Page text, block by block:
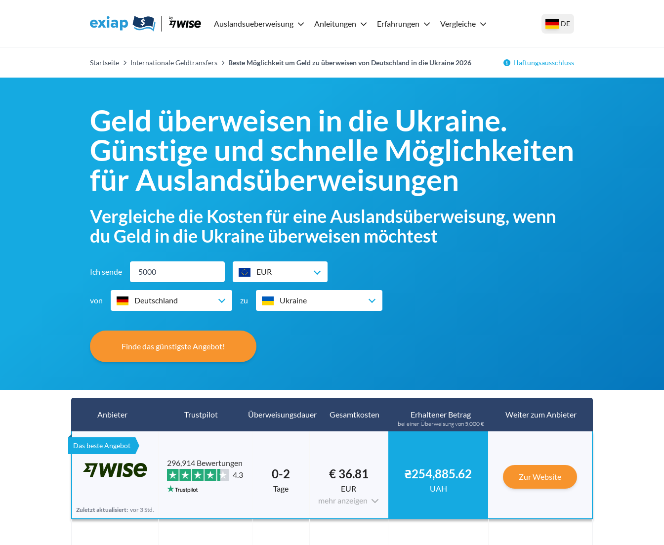
Auslandsueberweisung Anleitungen Erfahrungen Vergleiche DE
Startseite Internationale Geldtransfers Beste Möglichkeit um Geld zu überweisen von Deutschland in die Ukraine 2026 Haftungsausschluss
Geld überweisen in die Ukraine.
Günstige und schnelle Möglichkeiten
für Auslandsüberweisungen
Vergleiche die Kosten für eine Auslandsüberweisung, wenn
du Geld in die Ukraine überweisen möchtest
Ich sende EUR
von Deutschland zu Ukraine
Finde das günstigste Angebot!
Anbieter Trustpilot Überweisungsdauer Gesamtkosten Erhaltener Betrag
bei einer Überweisung von 5,000 €
Weiter zum Anbieter
Das beste Angebot
Zuletzt aktualisiert: vor 3 Std.
296,914 Bewertungen
4.3
0-2
Tage
€ 36.81
EUR
mehr anzeigen
₴254,885.62
UAH
Zur Website